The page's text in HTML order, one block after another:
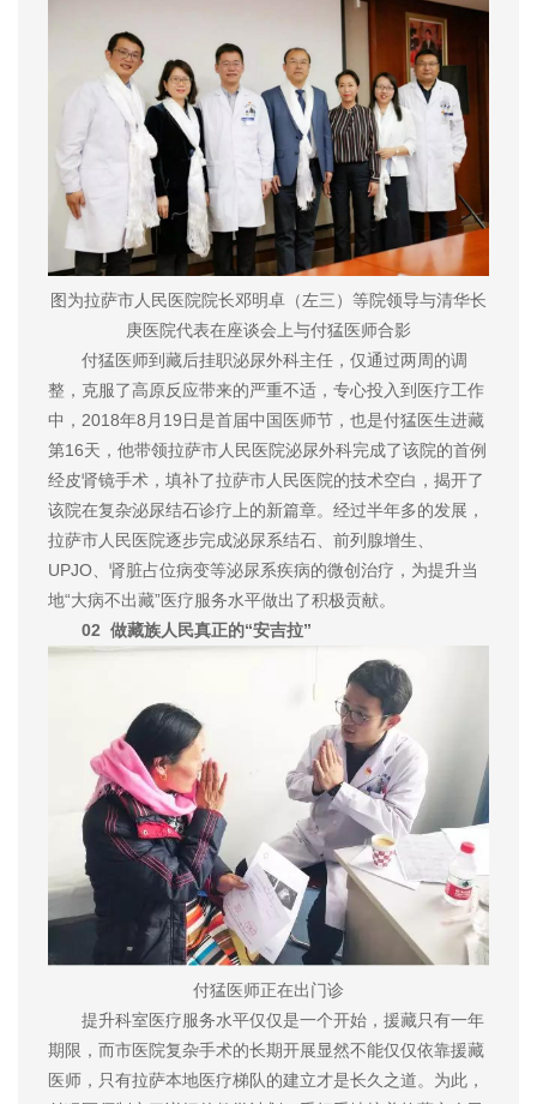
图为拉萨市人民医院院长邓明卓（左三）等院领导与清华长
庚医院代表在座谈会上与付猛医师合影
付猛医师到藏后挂职泌尿外科主任，仅通过两周的调
整，克服了高原反应带来的严重不适，专心投入到医疗工作
中，2018年8月19日是首届中国医师节，也是付猛医生进藏
第16天，他带领拉萨市人民医院泌尿外科完成了该院的首例
经皮肾镜手术，填补了拉萨市人民医院的技术空白，揭开了
该院在复杂泌尿结石诊疗上的新篇章。经过半年多的发展，
拉萨市人民医院逐步完成泌尿系结石、前列腺增生、
UPJO、肾脏占位病变等泌尿系疾病的微创治疗，为提升当
地“大病不出藏”医疗服务水平做出了积极贡献。
02 做藏族人民真正的“安吉拉”
付猛医师正在出门诊
提升科室医疗服务水平仅仅是一个开始，援藏只有一年
期限，而市医院复杂手术的长期开展显然不能仅仅依靠援藏
医师，只有拉萨本地医疗梯队的建立才是长久之道。为此，